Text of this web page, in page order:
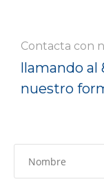
Contacta con
llamando al
nuestro